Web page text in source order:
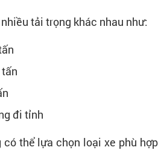
tải trọng khác nhau như:
đi tỉnh
có thể lựa chọn loại xe phù hợp